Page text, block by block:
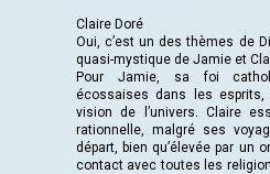
Claire Doré
Oui, c’est un des thèmes de
quasi-mystique de Jamie et
Pour Jamie, sa foi
écossaises dans les
vision de l’univers. Claire
rationnelle, malgré ses
départ, bien qu’élevée par un
contact avec toutes les